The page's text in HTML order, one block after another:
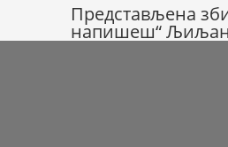
Представљена
напишеш“